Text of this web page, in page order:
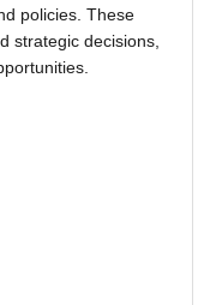
policies. These
strategic decisions,